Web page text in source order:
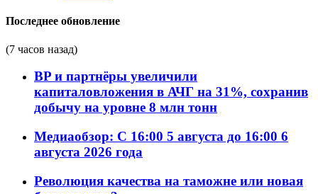
Последнее обновление
(7 часов назад)
BP и партнёры увеличили
капиталовложения в АЧГ на 31%, сохранив
добычу на уровне 8 млн тонн
Медиаобзор: С 16:00 5 августа до 16:00 6
августа 2026 года
Революция качества на таможне или новая